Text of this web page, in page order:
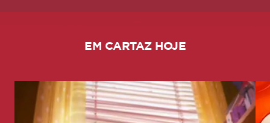
EM CARTAZ HOJE